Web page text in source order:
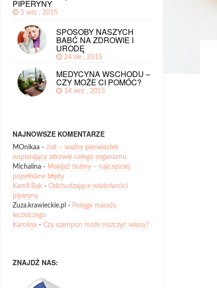
PIPERYNY
5 wrz , 2015
SPOSOBY NASZYCH
BABĆ NA ZDROWIE I
URODĘ
24 sie , 2015
MEDYCYNA WSCHODU –
CZY MOŻE CI POMÓC?
14 wrz , 2015
NAJNOWSZE KOMENTARZE
MOnikaa - Jod – ważny pierwiastek
wspierający zdrowie całego organizmu
Michalina - Makijaż ślubny – najczęściej
popełniane błędy
Kamil Bąk - Odchudzające właściwości
piperyny
Zuza.krawieckie.pl - Potęga masażu
leczniczego
Karolina - Czy szampon może niszczyć włosy?
ZNAJDŹ NAS: